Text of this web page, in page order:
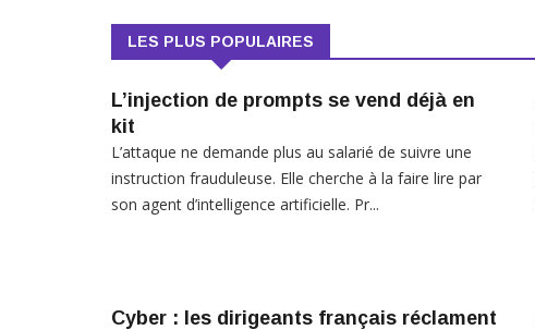
LES PLUS POPULAIRES
L’injection de prompts se vend déjà en
kit
L’attaque ne demande plus au salarié de suivre une
instruction frauduleuse. Elle cherche à la faire lire par
son agent d’intelligence artificielle. Pr...
Cyber : les dirigeants français réclament